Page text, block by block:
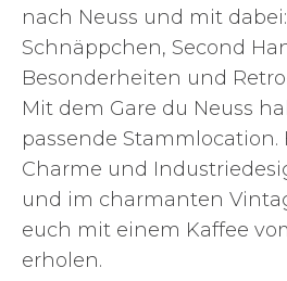
nach Neuss und mit
Schnäppchen, Second
Besonderheiten und
Mit dem Gare du Neuss
passende
Charme und
und im charmanten
euch mit einem Kaffee
erholen.